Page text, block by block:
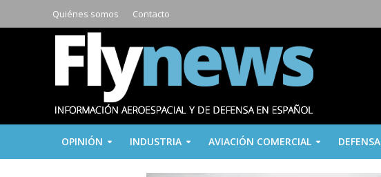
Quiénes somos Contacto
OPINIÓN INDUSTRIA AVIACIÓN COMERCIAL DEFENSA